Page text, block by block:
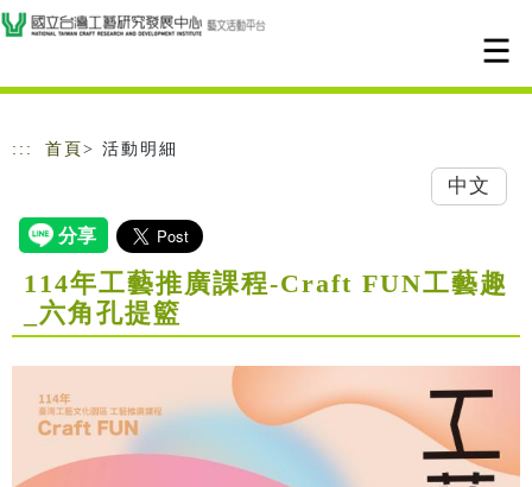
跳到主要內容
網站導覽
::: 首頁 > 活動明細
中文
114年工藝推廣課程-Craft FUN工藝趣
_六角孔提籃